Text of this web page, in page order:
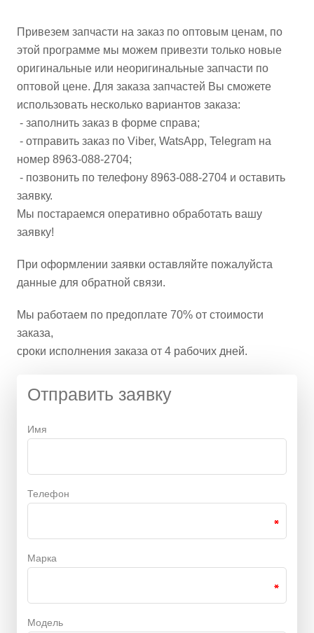
Привезем запчасти на заказ по оптовым ценам, по
этой программе мы можем привезти только новые
оригинальные или неоригинальные запчасти по
оптовой цене. Для заказа запчастей Вы сможете
использовать несколько вариантов заказа:
- заполнить заказ в форме справа;
- отправить заказ по Viber, WatsApp, Telegram на
номер 8963-088-2704;
- позвонить по телефону 8963-088-2704 и оставить
заявку.
Мы постараемся оперативно обработать вашу
заявку!
При оформлении заявки оставляйте пожалуйста
данные для обратной связи.
Мы работаем по предоплате 70% от стоимости
заказа,
сроки исполнения заказа от 4 рабочих дней.
Отправить заявку
Имя
Телефон
Марка
Модель